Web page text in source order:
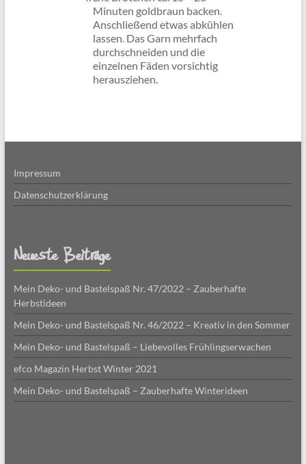
Minuten goldbraun backen.
Anschließend etwas abkühlen
lassen. Das Garn mehrfach
durchschneiden und die
einzelnen Fäden vorsichtig
herausziehen.
Impressum
Datenschutzerklärung
Neueste Beiträge
Mein Deko- und Bastelspaß Nr. 47/2022 – Zauberhafte
Herbstideen
Mein Deko- und Bastelspaß Nr. 46/2022 – Kreativ in den Sommer
Mein Deko- und Bastelspaß – Liebevolles Frühlingserwachen
efco Magazin Herbst Winter 2021
Mein Deko- und Bastelspaß – Zauberhafte Winterideen